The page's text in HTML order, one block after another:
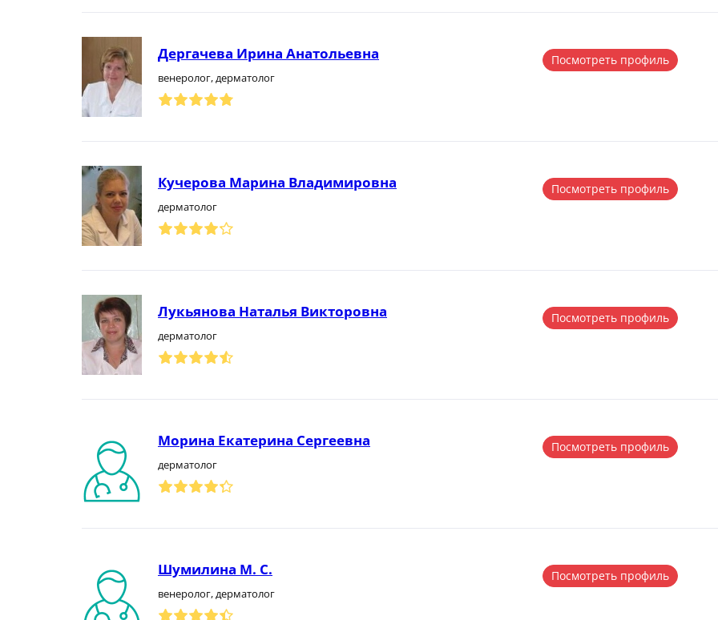
Дергачева Ирина Анатольевна
венеролог, дерматолог
Посмотреть профиль
Кучерова Марина Владимировна
дерматолог
Посмотреть профиль
Лукьянова Наталья Викторовна
дерматолог
Посмотреть профиль
Морина Екатерина Сергеевна
дерматолог
Посмотреть профиль
Шумилина М. С.
венеролог, дерматолог
Посмотреть профиль